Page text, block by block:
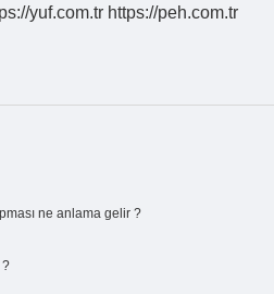
yuf.com.tr https://peh.com.tr
ne anlama gelir ?
?